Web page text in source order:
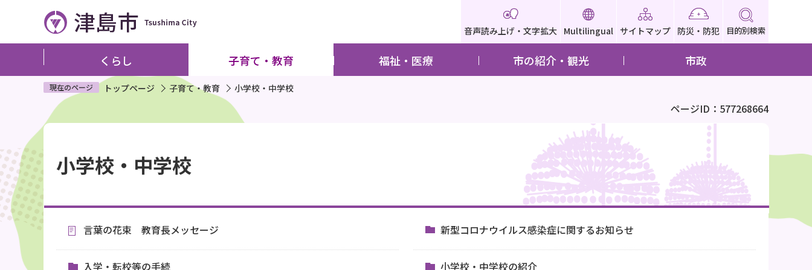
ペ
ジ
す
音声読み上げ・文字拡大 Multilingual サイトマップ 防災・防犯 目的別検索
くらし 子育て・教育 福祉・医療 市の紹介・観光 市政
現在のページ トップページ 子育て・教育 小学校・中学校
ページID：577268664
文
こ
こ
か
ら
小学校・中学校
言葉の花束 教育長メッセージ 新型コロナウイルス感染症に関するお知らせ
入学・転校等の手続 小学校・中学校の紹介